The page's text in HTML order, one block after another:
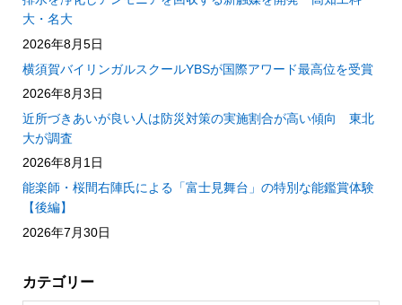
大・名大
2026年8月5日
横須賀バイリンガルスクールYBSが国際アワード最高位を受賞
2026年8月3日
近所づきあいが良い人は防災対策の実施割合が高い傾向 東北
大が調査
2026年8月1日
能楽師・桜間右陣氏による「富士見舞台」の特別な能鑑賞体験
【後編】
2026年7月30日
カテゴリー